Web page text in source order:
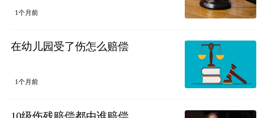
1个月前
在幼儿园受了伤怎么赔偿
1个月前